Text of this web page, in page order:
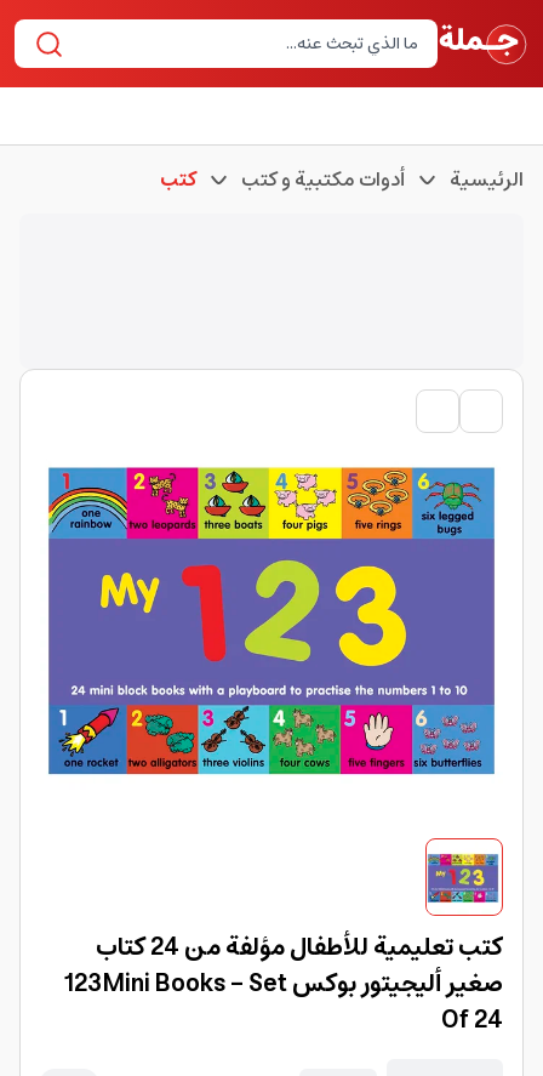
الرئيسية أدوات مكتبية و كتب كتب
كتب تعليمية للأطفال مؤلفة من 24 كتاب
صغير أليجيتور بوكس 123Mini Books - Set
Of 24